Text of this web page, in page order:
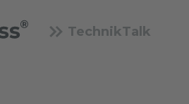
TechnikTalk